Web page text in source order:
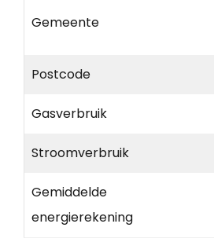
Gemeente
Postcode
Gasverbruik
Stroomverbruik
Gemiddelde
energierekening